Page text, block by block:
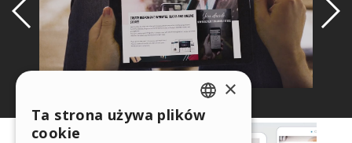
ENGLISH
×
Ta strona używa plików
cookie